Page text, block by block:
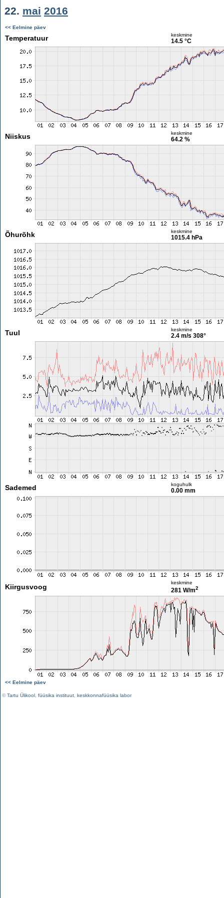
22. mai 2016
<< Eelmine päev
Temperatuur keskmine
14.5 °C
Niiskus keskmine
64.2 %
Õhurõhk keskmine
1015.4 hPa
Tuul keskmine
2.4 m/s 308°
Sademed koguhulk
0.00 mm
Kiirgusvoog
keskmine
281 W/m2
<< Eelmine päev
©Tartu Ülikool füüsika instituut keskkonnafüüsika labor